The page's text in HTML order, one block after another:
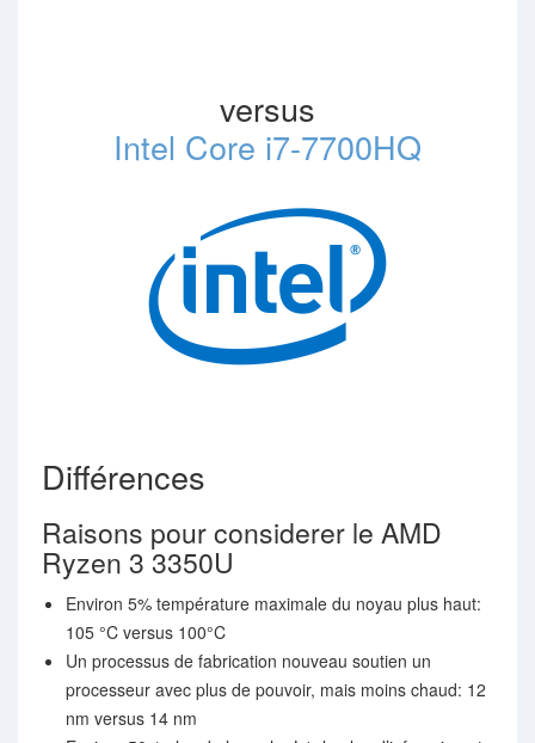
versus
Intel Core i7-7700HQ
Différences
Raisons pour considerer le AMD
Ryzen 3 3350U
Environ 5% température maximale du noyau plus haut:
105 °C versus 100°C
Un processus de fabrication nouveau soutien un
processeur avec plus de pouvoir, mais moins chaud: 12
nm versus 14 nm